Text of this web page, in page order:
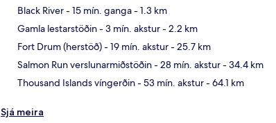
Black River- 15 mín. ganga- 1.3 km
Gamla lestarstöðin- 3 mín. akstur- 2.2 km
Fort Drum (herstöð)- 19 mín. akstur- 25.7 km
Salmon Run verslunarmiðstöðin- 28 mín. akstur- 34.4 km
Thousand Islands víngerðin- 53 mín. akstur- 64.1 km
Sjá meira